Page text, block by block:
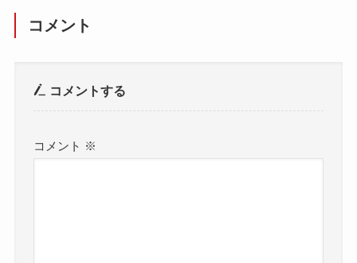
コメント
コメントする
コメント ※